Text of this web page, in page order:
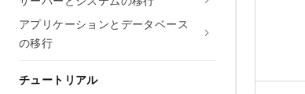
アプリケーションとデータベース
の移行
チュートリアル